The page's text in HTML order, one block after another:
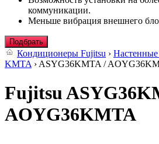
коммуникации.
Меньше вибрация внешнего
Подбрать
Кондиционеры Fujitsu ›
KMTA › ASYG36KMTA /
Fujitsu
AOYG36KMTA